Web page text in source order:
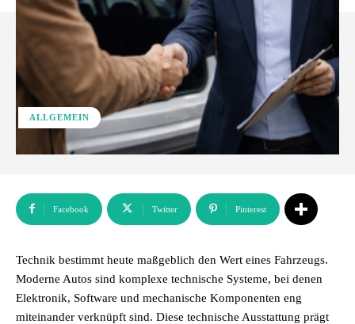
ALLGEMEIN
Facebook Twitter Pinterest
Technik bestimmt heute maßgeblich den Wert eines Fahrzeugs.
Moderne Autos sind komplexe technische Systeme, bei denen
Elektronik, Software und mechanische Komponenten eng
miteinander verknüpft sind. Diese technische Ausstattung prägt